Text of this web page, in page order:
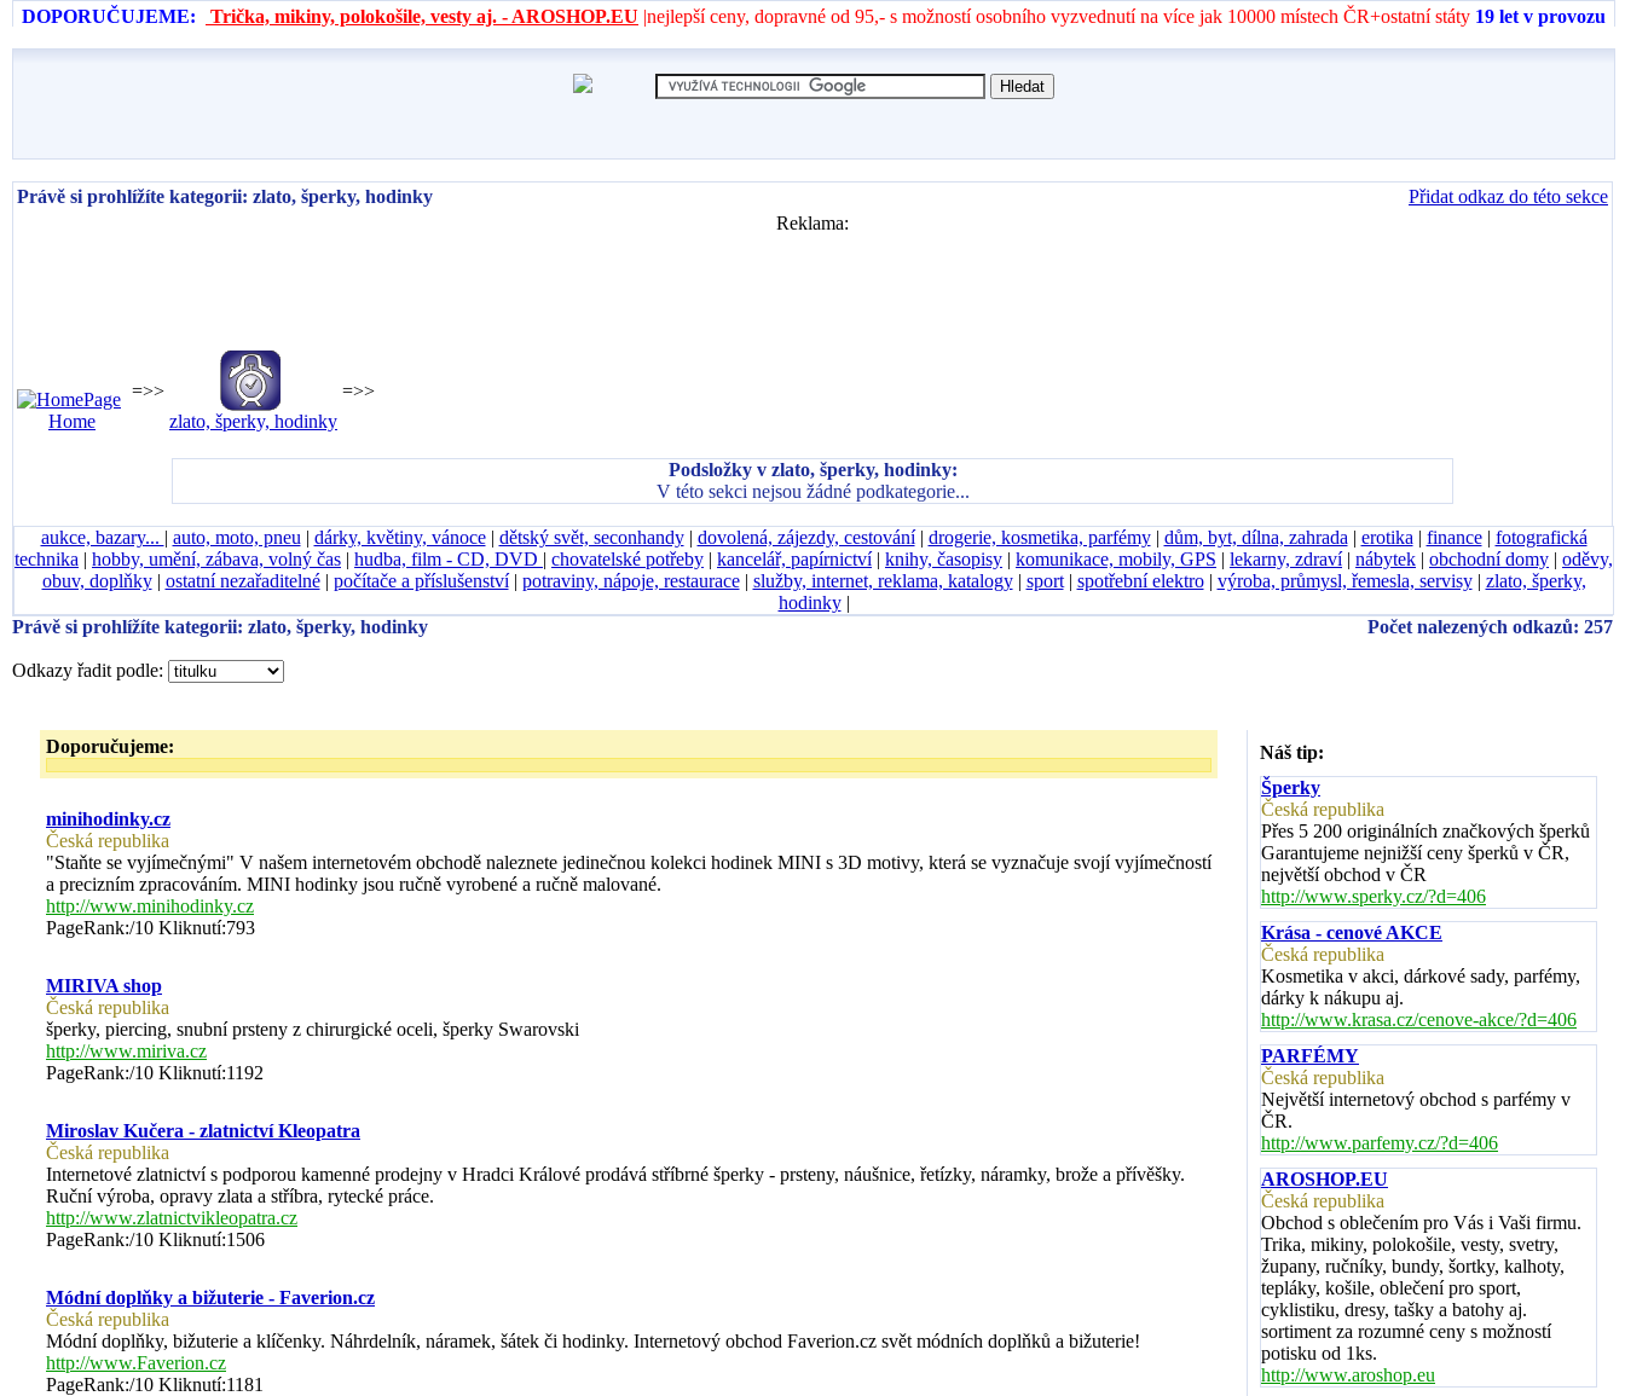
DOPORUČUJEME: Trička, mikiny, polokošile, vesty aj. - AROSHOP.EU |nejlepší ceny, dopravné od 95,- s možností osobního vyzvednutí na více jak 10000 místech ČR+ostatní státy 19 let v provozu
Právě si prohlížíte kategorii: zlato, šperky, hodinky
Přidat odkaz do této sekce
Reklama:
Home
=>>
zlato, šperky, hodinky
=>>
Podsložky v zlato, šperky, hodinky:
V této sekci nejsou žádné podkategorie...
aukce, bazary... | auto, moto, pneu | dárky, květiny, vánoce| dětský svět, seconhandy| dovolená, zájezdy, cestování| drogerie, kosmetika, parfémy| dům, byt, dílna, zahrada | erotika | finance| fotografická
technika | hobby, umění, zábava, volný čas | hudba, film - CD, DVD | chovatelské potřeby | kancelář, papírnictví| knihy, časopisy | komunikace, mobily, GPS | lekarny, zdraví| nábytek | obchodní domy | oděvy,
obuv, doplňky| ostatní nezařaditelné| počítače a příslušenství| potraviny, nápoje, restaurace| služby, internet, reklama, katalogy| sport| spotřební elektro| výroba, průmysl, řemesla, servisy| zlato, šperky,
hodinky|
Právě si prohlížíte kategorii: zlato, šperky, hodinky
Počet nalezených odkazů: 257
Odkazy řadit podle:
Doporučujeme:
minihodinky.cz
Česká republika
"Staňte se vyjímečnými" V našem internetovém obchodě naleznete jedinečnou kolekci hodinek MINI s 3D motivy, která se vyznačuje svojí vyjímečností
a precizním zpracováním. MINI hodinky jsou ručně vyrobené a ručně malované.
http://www.minihodinky.cz
PageRank:/10 Kliknutí:793
MIRIVA shop
Česká republika
šperky, piercing, snubní prsteny z chirurgické oceli, šperky Swarovski
http://www.miriva.cz
PageRank:/10 Kliknutí:1192
Miroslav Kučera - zlatnictví Kleopatra
Česká republika
Internetové zlatnictví s podporou kamenné prodejny v Hradci Králové prodává stříbrné šperky - prsteny, náušnice, řetízky, náramky, brože a přívěšky.
Ruční výroba, opravy zlata a stříbra, rytecké práce.
http://www.zlatnictvikleopatra.cz
PageRank:/10 Kliknutí:1506
Módní doplňky a bižuterie - Faverion.cz
Česká republika
Módní doplňky, bižuterie a klíčenky. Náhrdelník, náramek, šátek či hodinky. Internetový obchod Faverion.cz svět módních doplňků a bižuterie!
http://www.Faverion.cz
PageRank:/10 Kliknutí:1181
Náš tip:
Šperky
Česká republika
Přes 5 200 originálních značkových šperků
Garantujeme nejnižší ceny šperků v ČR,
největší obchod v ČR
http://www.sperky.cz/?d=406
Krása - cenové AKCE
Česká republika
Kosmetika v akci, dárkové sady, parfémy,
dárky k nákupu aj.
http://www.krasa.cz/cenove-akce/?d=406
PARFÉMY
Česká republika
Největší internetový obchod s parfémy v
ČR.
http://www.parfemy.cz/?d=406
AROSHOP.EU
Česká republika
Obchod s oblečením pro Vás i Vaši firmu.
Trika, mikiny, polokošile, vesty, svetry,
župany, ručníky, bundy, šortky, kalhoty,
tepláky, košile, oblečení pro sport,
cyklistiku, dresy, tašky a batohy aj.
sortiment za rozumné ceny s možností
potisku od 1ks.
http://www.aroshop.eu